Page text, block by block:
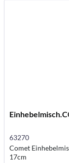
63270
Comet
17cm